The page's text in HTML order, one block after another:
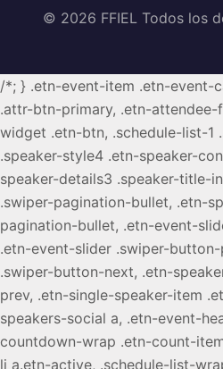
© 2026 FFIEL Todos los
/*; } .etn-event-item .etn-event-
.attr-btn-primary, .etn-
widget .etn-btn, .schedule-list-1
.speaker-style4 .etn-speaker-
speaker-details3 .speaker-title-
.swiper-pagination-bullet, .etn-
pagination-bullet, .etn-event-
.etn-event-slider .swiper-
.swiper-button-next, .etn-
prev, .etn-single-speaker-item
speakers-social a, .etn-event-
countdown-wrap .etn-count-
li a.etn-active, .schedule-list-